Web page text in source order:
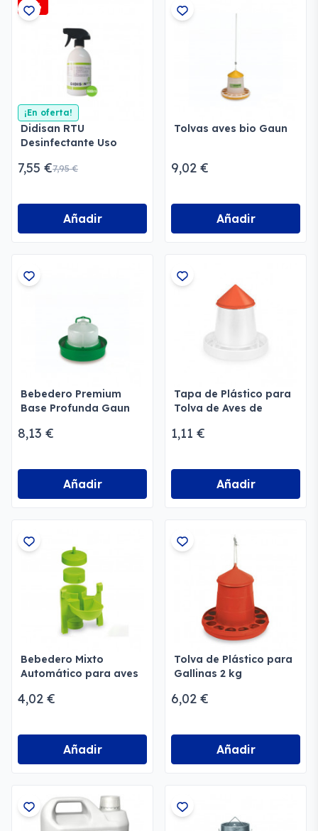
-5%
¡En oferta!
Didisan RTU
Desinfectante Uso
7,55 €7,95 €
Añadir
Tolvas aves bio Gaun
9,02 €
Añadir
Bebedero Premium
Base Profunda Gaun
8,13 €
Añadir
Tapa de Plástico para
Tolva de Aves de
1,11 €
Añadir
Bebedero Mixto
Automático para aves
4,02 €
Añadir
Tolva de Plástico para
Gallinas 2 kg
6,02 €
Añadir